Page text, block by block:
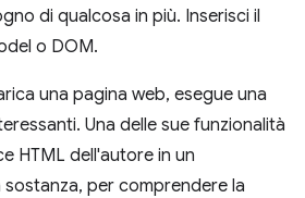
di qualcosa in più. Inserisci il
o DOM.
una pagina web, esegue una
Una delle sue funzionalità
HTML dell'autore in un
per comprendere la